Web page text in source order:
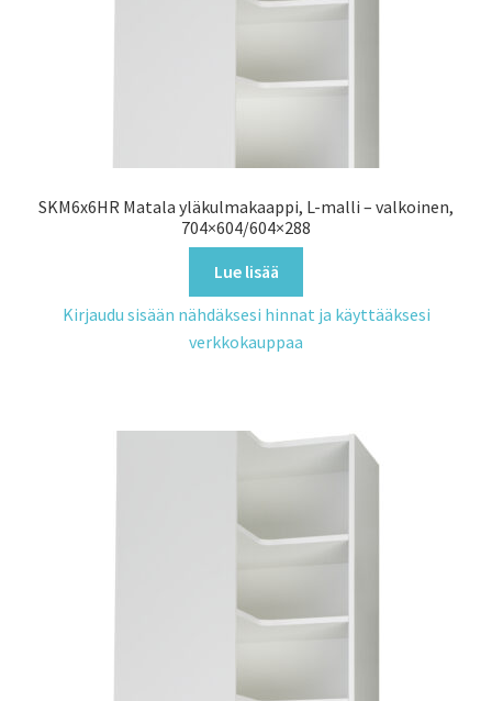
SKM6x6HR Matala yläkulmakaappi, L-malli – valkoinen,
704×604/604×288
Lue lisää
Kirjaudu sisään nähdäksesi hinnat ja käyttääksesi
verkkokauppaa